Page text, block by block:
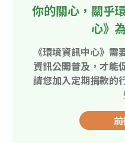
你的關心，關乎
心》
《環境資訊中心》
資訊公開普及，才能
請您加入定期捐款的